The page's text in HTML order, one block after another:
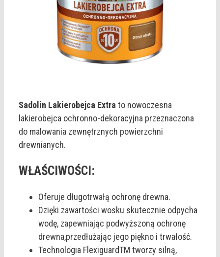
Sadolin Lakierobejca Extrato nowoczesna
lakierobejca ochronno-dekoracyjna przeznaczona
do malowania zewnętrznych powierzchni
drewnianych.
WŁAŚCIWOŚCI:
Oferuje długotrwałą ochronę drewna.
Dzięki zawartości wosku skutecznie odpycha
wodę, zapewniając podwyższoną ochronę
drewna,przedłużając jego piękno i trwałość.
Technologia FlexiguardTM tworzy silną,